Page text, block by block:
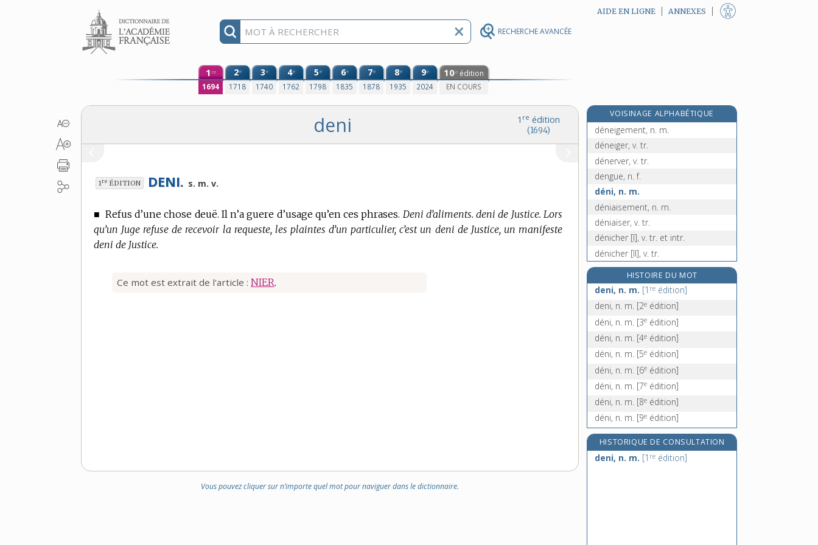
RECHERCHE AVANCÉE
Aller au contenu AIDE EN LIGNE ANNEXES
1 re
1694
2e
1718
3e
1740
4e
1762
5e
1798
6e
1835
7e
1878
8e
1935
9e
2024
10e édition
EN COURS
1 re édition
(1694)
deni
1re ÉDITION DENI. s. m. v.
■ Refus d’une chose deuë. Il n’a guere d’usage qu’en ces phrases. Deni d’aliments. deni de Justice. Lors
qu’un Juge refuse de recevoir la requeste, les plaintes d’un particulier, c’est un deni de Justice, un manifeste
deni de Justice.
Ce mot est extrait de l'article : NIER.
Vous pouvez cliquer sur n’importe quel mot pour naviguer dans le dictionnaire.
VOISINAGE ALPHABÉTIQUE
dénégation, n. f.
déneigement, n. m.
déneiger, v. tr.
dénerver, v. tr.
dengue, n. f.
déni, n. m.
déniaisement, n. m.
déniaiser, v. tr.
dénicher [I], v. tr. et intr.
dénicher [II], v. tr.
dénicheur, -euse [I], n.
dénicheur [II], n. m.
dénier, v. tr.
HISTOIRE DU MOT
deni, n. m. [1 re édition]
deni, n. m. [2e édition]
déni, n. m. [3e édition]
déni, n. m. [4e édition]
déni, n. m. [5e édition]
déni, n. m. [6e édition]
déni, n. m. [7e édition]
déni, n. m. [8e édition]
déni, n. m. [9e édition]
HISTORIQUE DE CONSULTATION
deni, n. m. [1 re édition]